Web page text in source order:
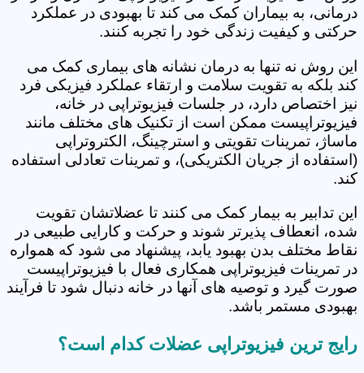
درمانی، به بیماران کمک می کند تا بهبودی در عملکرد
حرکتی و کیفیت زندگی خود را تجربه کنند.
این روش نه تنها به درمان نشانه های بیماری کمک می
کند بلکه به تقویت سلامت و ارتقاء عملکرد فیزیکی فرد
نیز اختصاص دارد، در جلسات فیزیوتراپی در خانه،
فیزیوتراپیست ممکن است از تکنیک های مختلف مانند
ماساژ، تمرینات تقویتی و استرچینگ، الکتروتراپی
(استفاده از جریان الکتریکی)، و تمرینات تعادلی استفاده
کند.
این تدابیر به بیمار کمک می کنند تا عضلاتشان تقویت
شده، انعطاف پذیرتر شوند و حرکت و کارایی طبیعی در
نقاط مختلف بدن بهبود یابد، پیشنهاد می شود که همواره
در تمرینات فیزیوتراپی همکاری فعال با فیزیوتراپیست
صورت گیرد و توصیه های آنها در خانه دنبال شود تا فرآیند
بهبودی مستمر باشد.
رایج ترین فیزیوتراپی عضلات کدام است؟